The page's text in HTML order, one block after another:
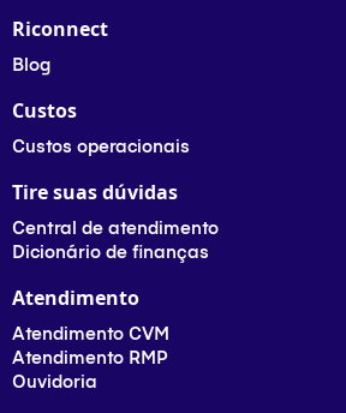
Riconnect
Blog
Custos
Custos operacionais
Tire suas dúvidas
Central de atendimento
Dicionário de finanças
Atendimento
Atendimento CVM
Atendimento RMP
Ouvidoria